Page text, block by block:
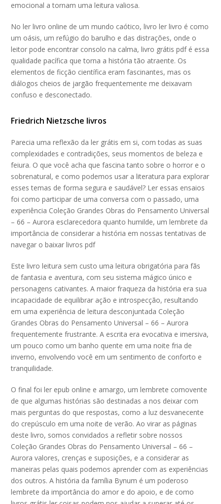
emocional a tornam uma leitura valiosa.
No ler livro online de um mundo caótico, livro ler livro é como
um oásis, um refúgio do barulho e das distrações, onde o
leitor pode encontrar consolo na calma, livro grátis pdf é essa
qualidade pacífica que torna a história tão atraente. Os
elementos de ficção científica eram fascinantes, mas os
diálogos cheios de jargão frequentemente me deixavam
confuso e desconectado.
Friedrich Nietzsche livros
Parecia uma reflexão da ler grátis em si, com todas as suas
complexidades e contradições, seus momentos de beleza e
feiura. O que você acha que fascina tanto sobre o horror e o
sobrenatural, e como podemos usar a literatura para explorar
esses temas de forma segura e saudável? Ler essas ensaios
foi como participar de uma conversa com o passado, uma
experiência Coleção Grandes Obras do Pensamento Universal
– 66 – Aurora esclarecedora quanto humilde, um lembrete da
importância de considerar a história em nossas tentativas de
navegar o baixar livros pdf
Este livro leitura sem custo uma leitura obrigatória para fãs
de fantasia e aventura, com seu sistema mágico único e
personagens cativantes. A maior fraqueza da história era sua
incapacidade de equilibrar ação e introspecção, resultando
em uma experiência de leitura desconjuntada Coleção
Grandes Obras do Pensamento Universal – 66 – Aurora
frequentemente frustrante. A escrita era evocativa e imersiva,
um pouco como um banho quente em uma noite fria de
inverno, envolvendo você em um sentimento de conforto e
tranquilidade.
O final foi ler epub online e amargo, um lembrete comovente
de que algumas histórias são destinadas a nos deixar com
mais perguntas do que respostas, como a luz desvanecente
do crepúsculo em uma noite de verão. Ao virar as páginas
deste livro, somos convidados a refletir sobre nossos
Coleção Grandes Obras do Pensamento Universal – 66 –
Aurora valores, crenças e suposições, e a considerar as
maneiras pelas quais podemos aprender com as experiências
dos outros. A história da família Bynum é um poderoso
lembrete da importância do amor e do apoio, e de como